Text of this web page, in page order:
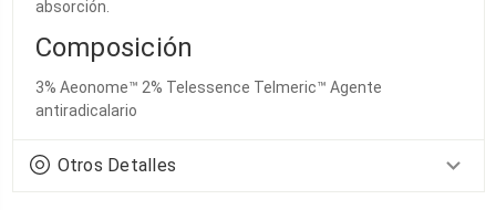
absorción.
Composición
3% Aeonome™ 2% Telessence Telmeric™ Agente
antiradicalario
Otros Detalles